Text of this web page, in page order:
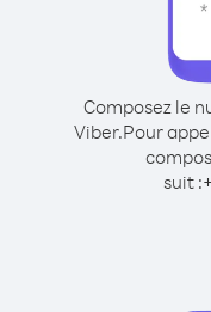
Composez le
Viber.Pour
suit :+